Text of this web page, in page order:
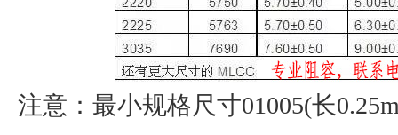
注意：最小规格尺寸01005(长